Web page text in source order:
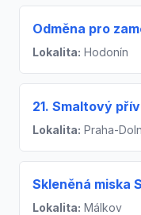
Odměna pro
Lokalita: Hodonín
21. Smaltový
Lokalita: Praha-
Skleněná miska
Lokalita: Málkov